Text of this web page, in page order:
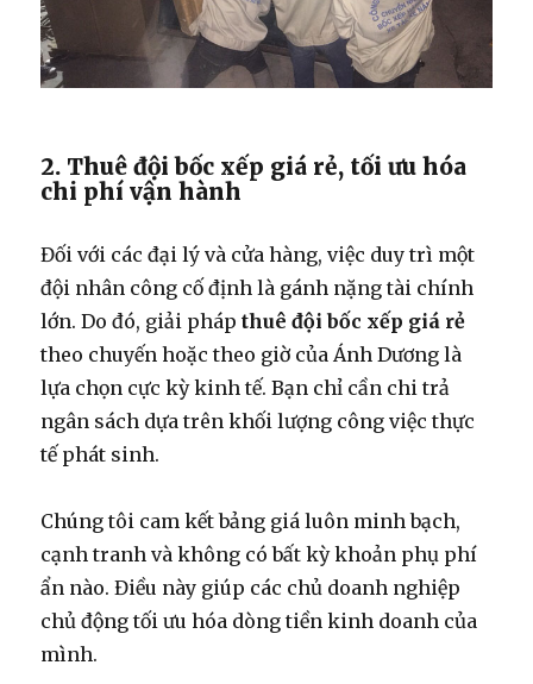
2. Thuê đội bốc xếp giá rẻ, tối ưu hóa
chi phí vận hành
Đối với các đại lý và cửa hàng, việc duy trì một
đội nhân công cố định là gánh nặng tài chính
lớn. Do đó, giải phápthuê đội bốc xếp giá rẻ
theo chuyến hoặc theo giờ của Ánh Dương là
lựa chọn cực kỳ kinh tế. Bạn chỉ cần chi trả
ngân sách dựa trên khối lượng công việc thực
tế phát sinh.
Chúng tôi cam kết bảng giá luôn minh bạch,
cạnh tranh và không có bất kỳ khoản phụ phí
ẩn nào. Điều này giúp các chủ doanh nghiệp
chủ động tối ưu hóa dòng tiền kinh doanh của
mình.